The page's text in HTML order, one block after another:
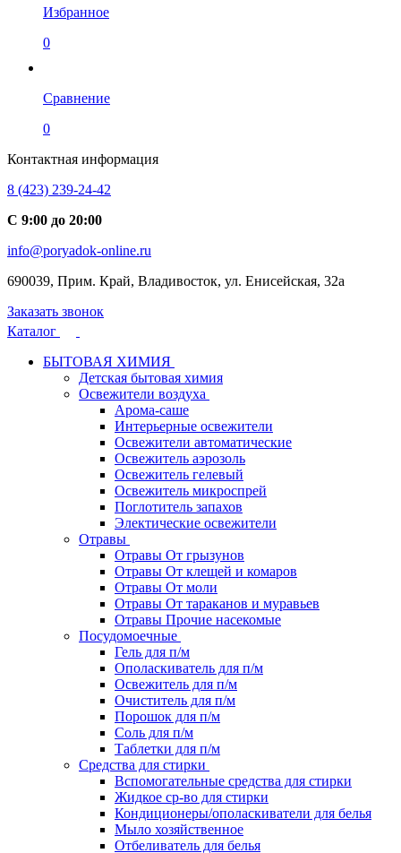
Избранное
0
Сравнение
0
Контактная информация
8 (423) 239-24-42
С 9:00 до 20:00
info@poryadok-online.ru
690039, Прим. Край, Владивосток, ул. Енисейская, 32а
Заказать звонок
Каталог
БЫТОВАЯ ХИМИЯ
Детская бытовая химия
Освежители воздуха
Арома-саше
Интерьерные освежители
Освежители автоматические
Освежитель аэрозоль
Освежитель гелевый
Освежитель микроспрей
Поглотитель запахов
Электические освежители
Отравы
Отравы От грызунов
Отравы От клещей и комаров
Отравы От моли
Отравы От тараканов и муравьев
Отравы Прочие насекомые
Посудомоечные
Гель для п/м
Ополаскиватель для п/м
Освежитель для п/м
Очиститель для п/м
Порошок для п/м
Соль для п/м
Таблетки для п/м
Средства для стирки
Вспомогательные средства для стирки
Жидкое ср-во для стирки
Кондиционеры/ополаскиватели для белья
Мыло хозяйственное
Отбеливатель для белья